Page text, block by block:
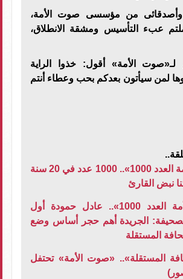
وأصدقائى من مؤسسى صوت الأمة،
عبء التأسيس ومشقة الانطلاق،
لـ«صوت الأمة» أقول: خذوا الراية
لمن سيأتون بعدكم بحب وعطاء أنتم
«صوت الأمة العدد 1000».. 1000 عدد في 20 سنة
نبض القارئ
«صوت الأمة العدد 1000».. عادل حمودة أول
الجريدة أهم حجر أساس وضع
المستقلة
المستقلة».. «صوت الأمة» تحتفل